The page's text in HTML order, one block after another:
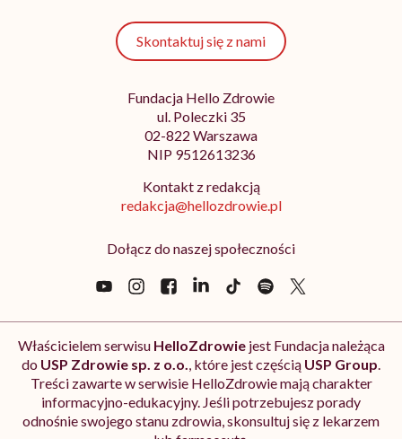
Skontaktuj się z nami
Fundacja Hello Zdrowie
ul. Poleczki 35
02-822 Warszawa
NIP 9512613236
Kontakt z redakcją
redakcja@hellozdrowie.pl
Dołącz do naszej społeczności
Właścicielem serwisu HelloZdrowiejest Fundacja należąca
do USP Zdrowie sp. z o.o., które jest częścią USP Group.
Treści zawarte w serwisie HelloZdrowie mają charakter
informacyjno-edukacyjny. Jeśli potrzebujesz porady
odnośnie swojego stanu zdrowia, skonsultuj się z lekarzem